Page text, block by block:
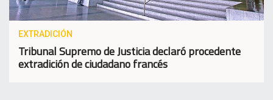
EXTRADICIÓN
Tribunal Supremo de Justicia declaró procedente
extradición de ciudadano francés